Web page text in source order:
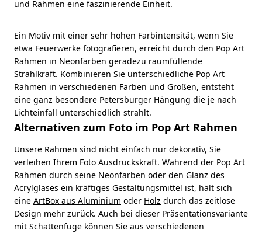
und Rahmen eine faszinierende Einheit.
Ein Motiv mit einer sehr hohen Farbintensität, wenn Sie
etwa Feuerwerke fotografieren, erreicht durch den Pop Art
Rahmen in Neonfarben geradezu raumfüllende
Strahlkraft. Kombinieren Sie unterschiedliche Pop Art
Rahmen in verschiedenen Farben und Größen, entsteht
eine ganz besondere Petersburger Hängung die je nach
Lichteinfall unterschiedlich strahlt.
Alternativen zum Foto im Pop Art Rahmen
Unsere Rahmen sind nicht einfach nur dekorativ, Sie
verleihen Ihrem Foto Ausdruckskraft. Während der Pop Art
Rahmen durch seine Neonfarben oder den Glanz des
Acrylglases ein kräftiges Gestaltungsmittel ist, hält sich
eine ArtBox aus Aluminium oder Holz durch das zeitlose
Design mehr zurück. Auch bei dieser Präsentationsvariante
mit Schattenfuge können Sie aus verschiedenen